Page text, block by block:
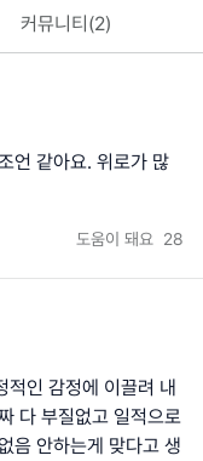
커뮤니티(2)
언 같아요. 위로가 많
도움이 돼요 28
적인 감정에 이끌려 내
다 부질없고 일적으로
음 안하는게 맞다고 생